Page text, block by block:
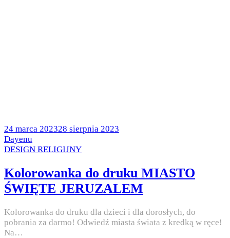
Posted
on
24 marca 202328 sierpnia 2023
by
Dayenu
Posted
DESIGN RELIGIJNY
Kolorowanka do druku MIASTO
ŚWIĘTE JERUZALEM
Kolorowanka do druku dla dzieci i dla dorosłych, do
pobrania za darmo! Odwiedź miasta świata z kredką w ręce!
Na…